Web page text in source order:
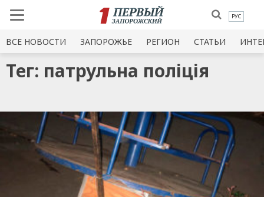
РУС
ВСЕ НОВОСТИ ЗАПОРОЖЬЕ РЕГИОН СТАТЬИ
Тег: патрульна поліція